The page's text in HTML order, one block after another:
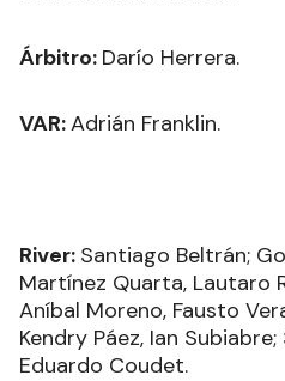
Árbitro: Darío Herrera.
VAR:Adrián Franklin.
River: Santiago Beltrán;
Martínez Quarta, Lautaro
Aníbal Moreno, Fausto
Kendry Páez, Ian
Eduardo Coudet.